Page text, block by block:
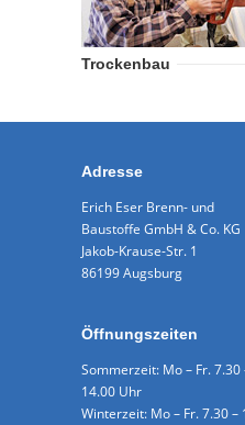
Trockenbau
Adresse
Erich Eser Brenn- und
Baustoffe GmbH & Co. KG
Jakob-Krause-Str. 1
86199 Augsburg
Öffnungszeiten
Sommerzeit: Mo – Fr. 7.30
14.00 Uhr
Winterzeit: Mo – Fr. 7.30 –